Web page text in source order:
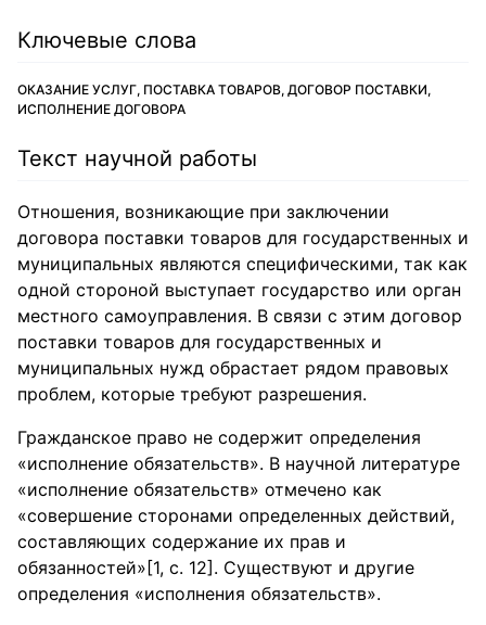
Ключевые слова
ОКАЗАНИЕ УСЛУГ, ПОСТАВКА ТОВАРОВ, ДОГОВОР ПОСТАВКИ,
ИСПОЛНЕНИЕ ДОГОВОРА
Текст научной работы
Отношения, возникающие при заключении
договора поставки товаров для государственных и
муниципальных являются специфическими, так как
одной стороной выступает государство или орган
местного самоуправления. В связи с этим договор
поставки товаров для государственных и
муниципальных нужд обрастает рядом правовых
проблем, которые требуют разрешения.
Гражданское право не содержит определения
«исполнение обязательств». В научной литературе
«исполнение обязательств» отмечено как
«совершение сторонами определенных действий,
составляющих содержание их прав и
обязанностей»[1, с. 12]. Существуют и другие
определения «исполнения обязательств».